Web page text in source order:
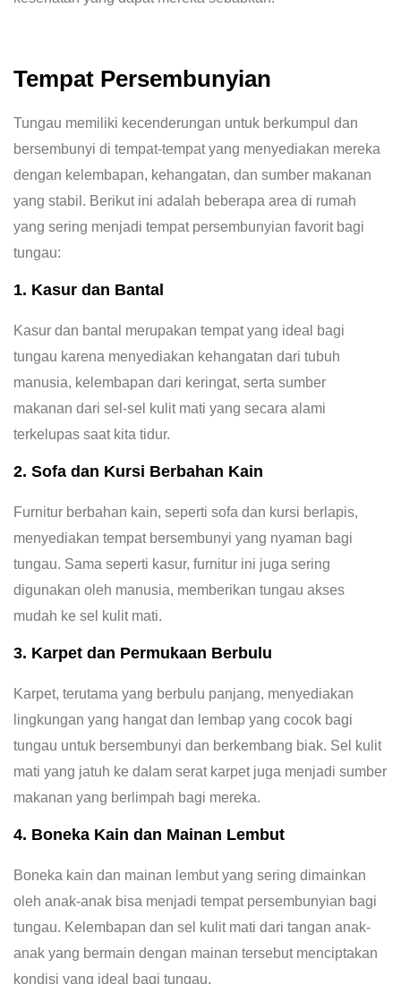
Tempat Persembunyian
Tungau memiliki kecenderungan untuk berkumpul dan
bersembunyi di tempat-tempat yang menyediakan mereka
dengan kelembapan, kehangatan, dan sumber makanan
yang stabil. Berikut ini adalah beberapa area di rumah
yang sering menjadi tempat persembunyian favorit bagi
tungau:
1. Kasur dan Bantal
Kasur dan bantal merupakan tempat yang ideal bagi
tungau karena menyediakan kehangatan dari tubuh
manusia, kelembapan dari keringat, serta sumber
makanan dari sel-sel kulit mati yang secara alami
terkelupas saat kita tidur.
2. Sofa dan Kursi Berbahan Kain
Furnitur berbahan kain, seperti sofa dan kursi berlapis,
menyediakan tempat bersembunyi yang nyaman bagi
tungau. Sama seperti kasur, furnitur ini juga sering
digunakan oleh manusia, memberikan tungau akses
mudah ke sel kulit mati.
3. Karpet dan Permukaan Berbulu
Karpet, terutama yang berbulu panjang, menyediakan
lingkungan yang hangat dan lembap yang cocok bagi
tungau untuk bersembunyi dan berkembang biak. Sel kulit
mati yang jatuh ke dalam serat karpet juga menjadi sumber
makanan yang berlimpah bagi mereka.
4. Boneka Kain dan Mainan Lembut
Boneka kain dan mainan lembut yang sering dimainkan
oleh anak-anak bisa menjadi tempat persembunyian bagi
tungau. Kelembapan dan sel kulit mati dari tangan anak-
anak yang bermain dengan mainan tersebut menciptakan
kondisi yang ideal bagi tungau.